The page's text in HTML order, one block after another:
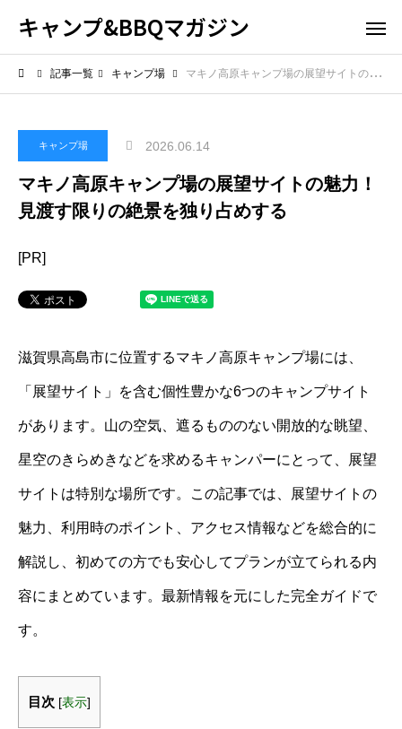
キャンプ&BBQマガジン
記事一覧 キャンプ場 マキノ高原キャンプ場の展望サイトの魅力！見渡す限りの絶景を独り占めする
キャンプ場 2026.06.14
マキノ高原キャンプ場の展望サイトの魅力！
見渡す限りの絶景を独り占めする
[PR]
滋賀県高島市に位置するマキノ高原キャンプ場には、
「展望サイト」を含む個性豊かな6つのキャンプサイト
があります。山の空気、遮るもののない開放的な眺望、
星空のきらめきなどを求めるキャンパーにとって、展望
サイトは特別な場所です。この記事では、展望サイトの
魅力、利用時のポイント、アクセス情報などを総合的に
解説し、初めての方でも安心してプランが立てられる内
容にまとめています。最新情報を元にした完全ガイドで
す。
目次 [表示]